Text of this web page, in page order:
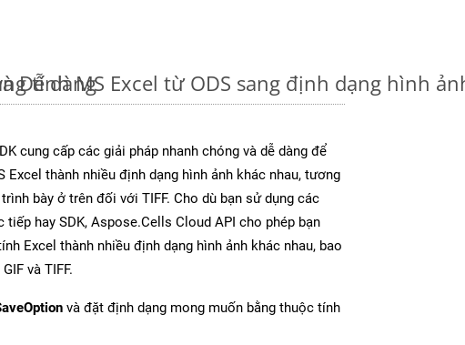
Dễ dàng
tính MS Excel từ ODS sang định dạng hình
cung cấp các giải pháp nhanh chóng và dễ dàng để
Excel thành nhiều định dạng hình ảnh khác nhau, tương
bày ở trên đối với TIFF. Cho dù bạn sử dụng các
tiếp hay SDK, Aspose.Cells Cloud API cho phép bạn
Excel thành nhiều định dạng hình ảnh khác nhau, bao
và TIFF.
và đặt định dạng mong muốn bằng thuộc tính